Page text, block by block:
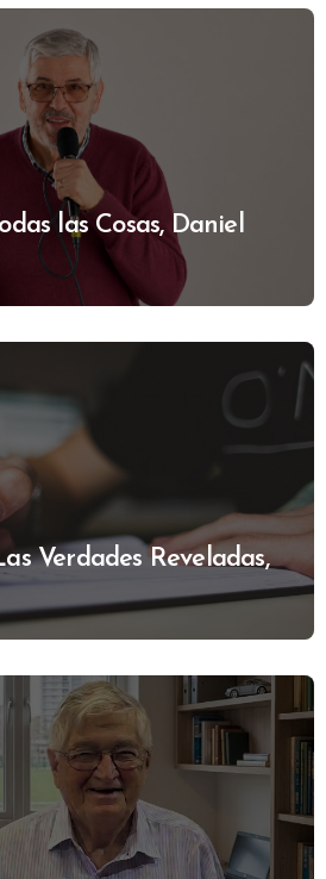
las Cosas, Daniel
Verdades Reveladas,